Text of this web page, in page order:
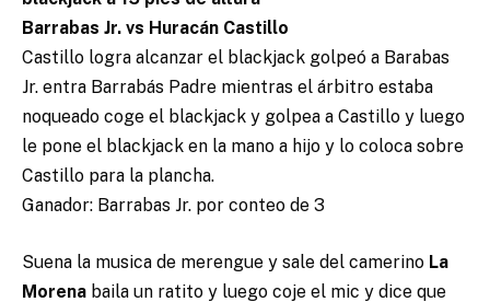
Barrabas Jr. vs Huracán Castillo
Castillo logra alcanzar el blackjack golpeó a Barabas
Jr. entra Barrabás Padre mientras el árbitro estaba
noqueado coge el blackjack y golpea a Castillo y luego
le pone el blackjack en la mano a hijo y lo coloca sobre
Castillo para la plancha.
Ganador: Barrabas Jr. por conteo de 3
Suena la musica de merengue y sale del camerino La
Morena baila un ratito y luego coje el mic y dice que